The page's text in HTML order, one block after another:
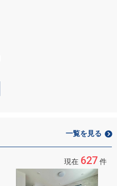
一覧を見る
現在 627 件